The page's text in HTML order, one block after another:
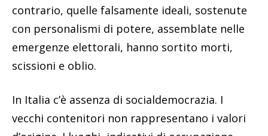
contrario, quelle falsamente ideali, sostenute
con personalismi di potere, assemblate nelle
emergenze elettorali, hanno sortito morti,
scissioni e oblio.
In Italia c’è assenza di socialdemocrazia. I
vecchi contenitori non rappresentano i valori